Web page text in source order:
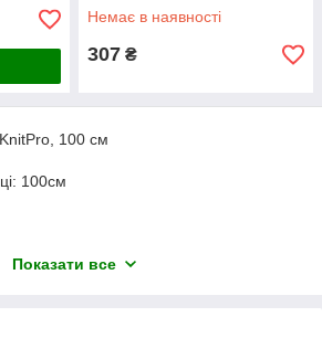
Немає в наявності
307 ₴
100 см
100см
кожним типом пряжі, не уповільнюючи
Показати все